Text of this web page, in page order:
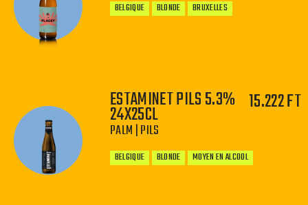
BELGIQUE BLONDE BRUXELLES
+
ESTAMINET PILS 5.3%
24X25CL
PALM | PILS
15.222 FT
BELGIQUE BLONDE MOYEN EN ALCOOL